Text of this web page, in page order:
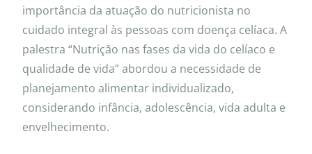
importância da atuação do nutricionista no
cuidado integral às pessoas com doença celíaca. A
palestra “Nutrição nas fases da vida do celíaco e
qualidade de vida” abordou a necessidade de
planejamento alimentar individualizado,
considerando infância, adolescência, vida adulta e
envelhecimento.